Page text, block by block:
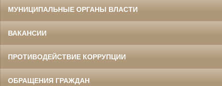
МУНИЦИПАЛЬНЫЕ ОРГАНЫ ВЛАСТИ
ВАКАНСИИ
ПРОТИВОДЕЙСТВИЕ КОРРУПЦИИ
ОБРАЩЕНИЯ ГРАЖДАН